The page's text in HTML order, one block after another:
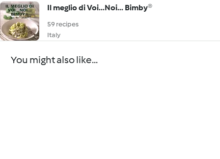
Il meglio di Voi...Noi... Bimby®
59 recipes
Italy
You might also like...